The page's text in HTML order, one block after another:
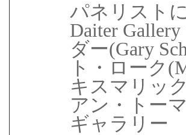
パネリスト
Daiter
ダー(Gary
ト・ローク
キスマリッ
アン・トー
ギャラリー